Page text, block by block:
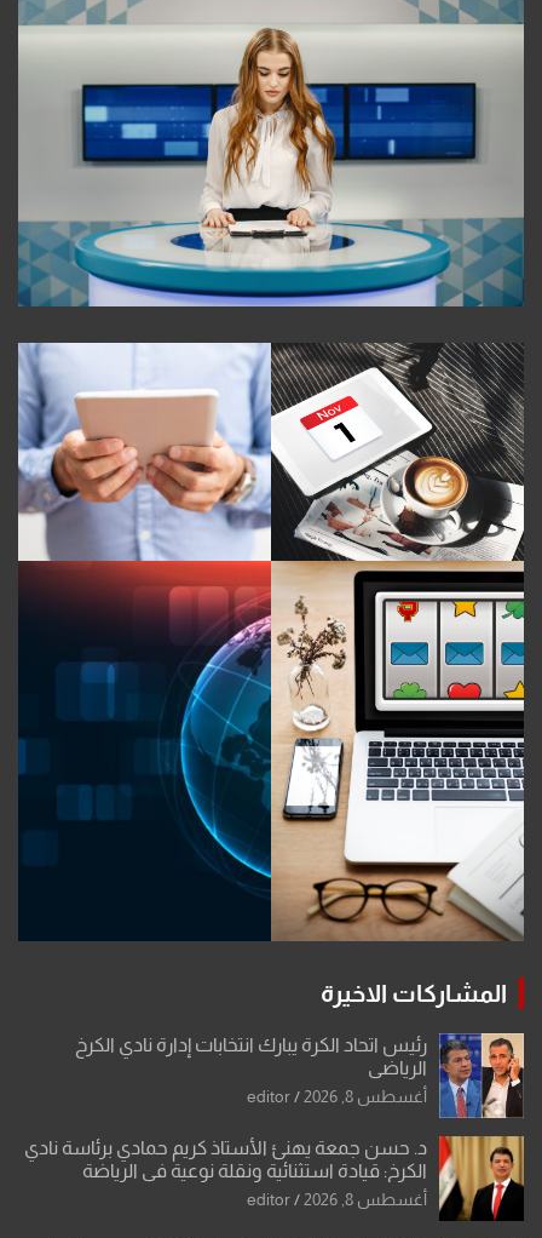
المشاركات الاخيرة
رئيس اتحاد الكرة يبارك انتخابات إدارة نادي الكرخ
الرياضي
أغسطس 8, 2026 editor
د. حسن جمعة يهنئ الأستاذ كريم حمادي برئاسة نادي
الكرخ: قيادة استثنائية ونقلة نوعية في الرياضة
العراقية
أغسطس 8, 2026 editor